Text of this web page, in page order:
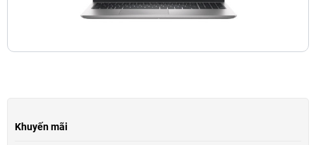
Khuyến mãi